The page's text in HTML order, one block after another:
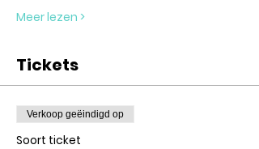
Meer lezen >
Tickets
Verkoop geëindigd op
Soort ticket